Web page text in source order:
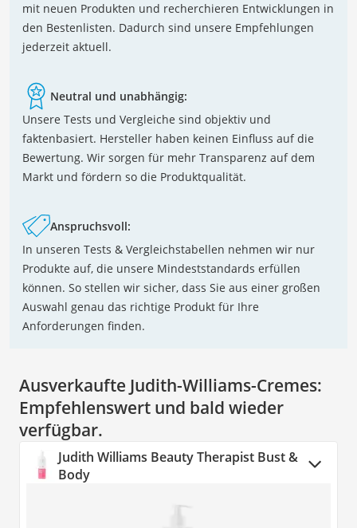
mit neuen Produkten und recherchieren Entwicklungen in
den Bestenlisten. Dadurch sind unsere Empfehlungen
jederzeit aktuell.
Neutral und unabhängig:
Unsere Tests und Vergleiche sind objektiv und
faktenbasiert. Hersteller haben keinen Einfluss auf die
Bewertung. Wir sorgen für mehr Transparenz auf dem
Markt und fördern so die Produktqualität.
Anspruchsvoll:
In unseren Tests & Vergleichstabellen nehmen wir nur
Produkte auf, die unsere Mindeststandards erfüllen
können. So stellen wir sicher, dass Sie aus einer großen
Auswahl genau das richtige Produkt für Ihre
Anforderungen finden.
Ausverkaufte Judith-Williams-Cremes:
Empfehlenswert und bald wieder
verfügbar.
Judith Williams Beauty Therapist Bust &
Body